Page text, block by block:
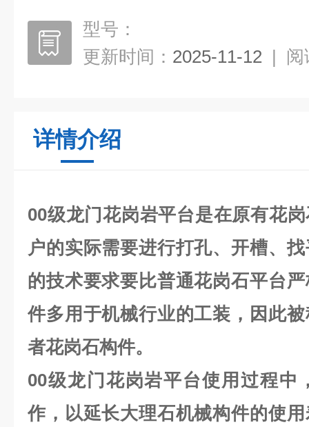
型号：
更新时间： 2025-11-12 | 阅
详情介绍
00级龙门花岗岩平台是在原有花
户的实际需要进行打孔、开槽、
的技术要求要比普通花岗石平台
件多用于机械行业的工装，因此
者花岗石构件。
00级龙门花岗岩平台使用过程中
作，以延长大理石机械构件的使